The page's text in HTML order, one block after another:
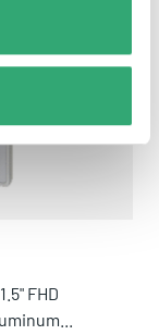
FHD